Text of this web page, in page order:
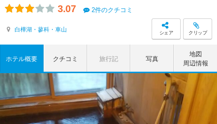
3.07 2件のクチコミ
白樺湖・蓼科・車山 シェア クリップ
ホテル概要 クチコミ 旅行記 写真
地図
周辺情報